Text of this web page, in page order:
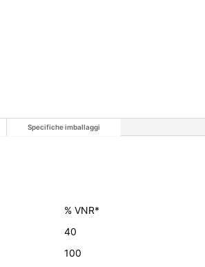
Specifiche imballaggi
% VNR*
40
100